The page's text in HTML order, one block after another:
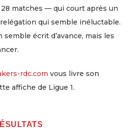
matches — qui court après un
qui semble inéluctable.
écrit d’avance, mais les
rdc.com vous livre son
affiche de Ligue 1.